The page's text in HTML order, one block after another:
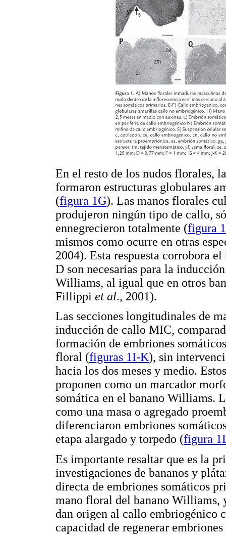
En el resto de los nudos florales,
formaron estructuras globulares
(figura 1G). Las manos florales
produjeron ningún tipo de callo,
ennegrecieron totalmente (figura
mismos como ocurre en otras
2004). Esta respuesta corrobora
D son necesarias para la
Williams, al igual que en otros
Fillippi et al., 2001).
Las secciones longitudinales de
inducción de callo MIC,
formación de embriones
floral (figuras 1I-K), sin
hacia los dos meses y medio.
proponen como un marcador
somática en el banano Williams.
como una masa o agregado
diferenciaron embriones
etapa alargado y torpedo (figura
Es importante resaltar que es la
investigaciones de bananos y
directa de embriones somáticos
mano floral del banano Williams,
dan origen al callo embriogénico
capacidad de regenerar